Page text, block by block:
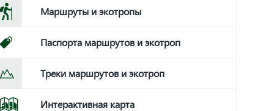
Маршруты и экотропы
Паспорта маршрутов и экотроп
Треки маршрутов и экотроп
Интерактивная карта